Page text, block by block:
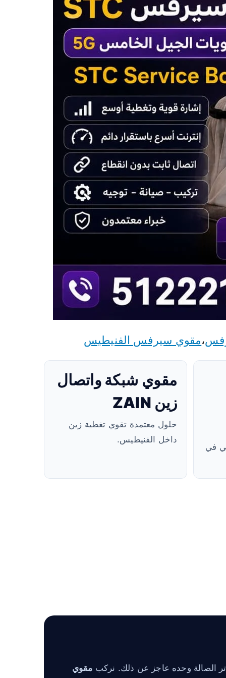
،مقوي سيرفس الفنيطيس
في
مقوي شبكة واتصال
زين ZAIN
حلول معتمدة تقوي تغطية زين
داخل الفنيطيس.
الصالة وحده عاجز عن ذلك. نركب مقوي